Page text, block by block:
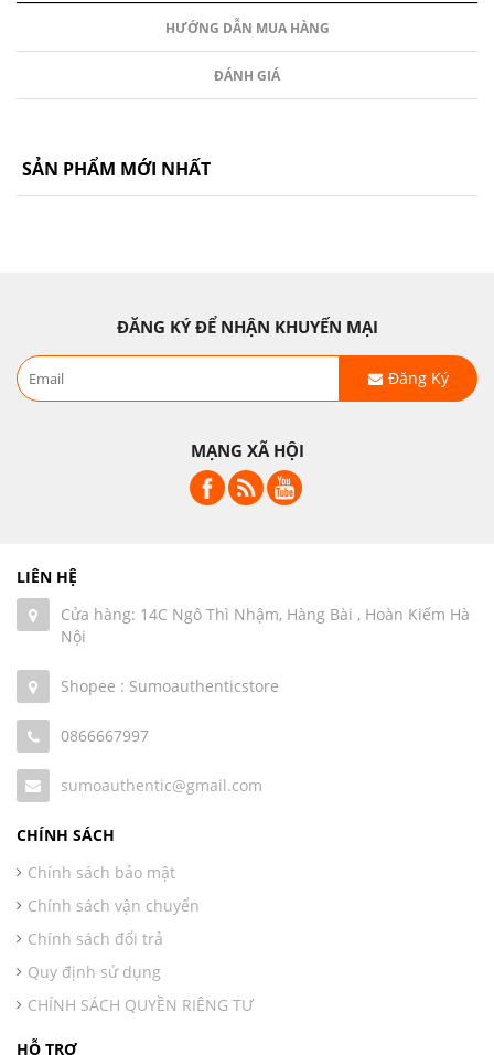
HƯỚNG DẪN MUA HÀNG
ĐÁNH GIÁ
SẢN PHẨM MỚI NHẤT
ĐĂNG KÝ ĐỂ NHẬN KHUYẾN MẠI
Đăng Ký
MẠNG XÃ HỘI
LIÊN HỆ
Cửa hàng: 14C Ngô Thì Nhậm, Hàng Bài , Hoàn Kiếm Hà
Nội
Shopee : Sumoauthenticstore
0866667997
sumoauthentic@gmail.com
CHÍNH SÁCH
Chính sách bảo mật
Chính sách vận chuyển
Chính sách đổi trả
Quy định sử dụng
CHÍNH SÁCH QUYỀN RIÊNG TƯ
HỖ TRỢ